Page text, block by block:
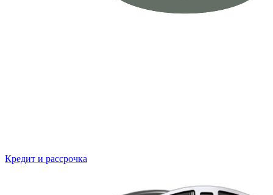
Кредит и рассрочка